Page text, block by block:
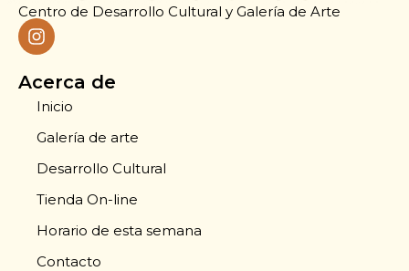
Centro de Desarrollo Cultural y Galería de Arte
Acerca de
Inicio
Galería de arte
Desarrollo Cultural
Tienda On-line
Horario de esta semana
Contacto